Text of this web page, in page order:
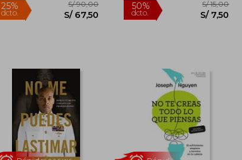
Rápido Rápido